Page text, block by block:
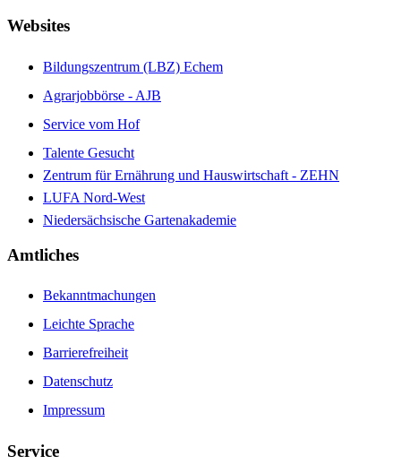
Websites
Bildungszentrum (LBZ) Echem
Agrarjobbörse - AJB
Service vom Hof
Talente Gesucht
Zentrum für Ernährung und Hauswirtschaft - ZEHN
LUFA Nord-West
Niedersächsische Gartenakademie
Amtliches
Bekanntmachungen
Leichte Sprache
Barrierefreiheit
Datenschutz
Impressum
Service